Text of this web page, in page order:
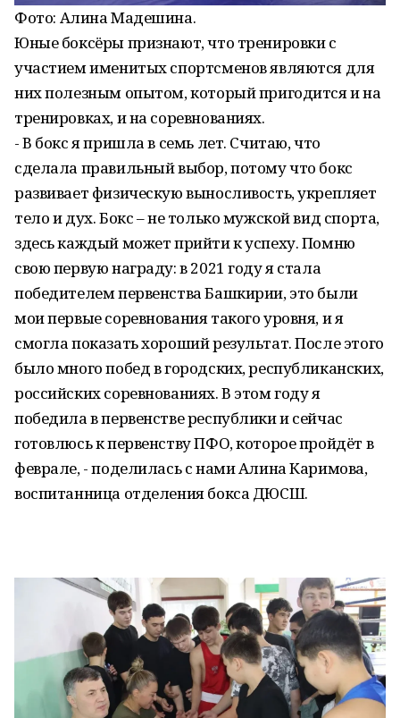
Фото: Алина Мадешина.
Юные боксёры признают, что тренировки с
участием именитых спортсменов являются для
них полезным опытом, который пригодится и на
тренировках, и на соревнованиях.
- В бокс я пришла в семь лет. Считаю, что
сделала правильный выбор, потому что бокс
развивает физическую выносливость, укрепляет
тело и дух. Бокс – не только мужской вид спорта,
здесь каждый может прийти к успеху. Помню
свою первую награду: в 2021 году я стала
победителем первенства Башкирии, это были
мои первые соревнования такого уровня, и я
смогла показать хороший результат. После этого
было много побед в городских, республиканских,
российских соревнованиях. В этом году я
победила в первенстве республики и сейчас
готовлюсь к первенству ПФО, которое пройдёт в
феврале, - поделилась с нами Алина Каримова,
воспитанница отделения бокса ДЮСШ.